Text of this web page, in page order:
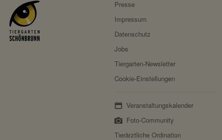
Presse
Impressum
Datenschutz
Jobs
Tiergarten-Newsletter
Cookie-Einstellungen
Veranstaltungskalender
Foto-Community
Tierärztliche Ordination